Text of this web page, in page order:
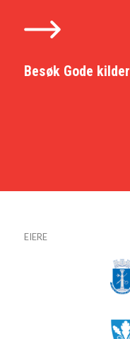
Besøk Gode kilder
EIERE